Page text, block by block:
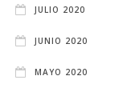
JULIO 2020
JUNIO 2020
MAYO 2020